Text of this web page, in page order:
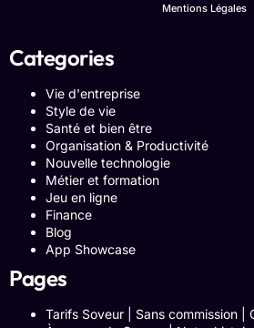
Mentions Légales
Categories
Vie d'entreprise
Style de vie
Santé et bien être
Organisation & Productivité
Nouvelle technologie
Métier et formation
Jeu en ligne
Finance
Blog
App Showcase
Pages
Tarifs Soveur | Sans commission |